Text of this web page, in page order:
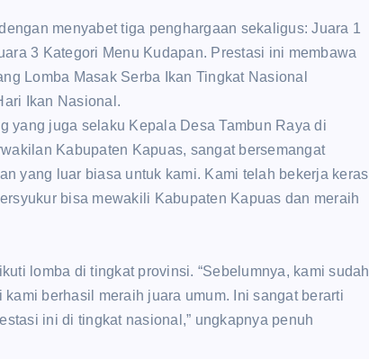
menyabet tiga penghargaan sekaligus: Juara 1
3 Kategori Menu Kudapan. Prestasi ini membawa
Lomba Masak Serba Ikan Tingkat Nasional
Ikan Nasional.
yang juga selaku Kepala Desa Tambun Raya di
Kabupaten Kapuas, sangat bersemangat
yang luar biasa untuk kami. Kami telah bekerja keras
bisa mewakili Kabupaten Kapuas dan meraih
lomba di tingkat provinsi. “Sebelumnya, kami sudah
berhasil meraih juara umum. Ini sangat berarti
ini di tingkat nasional,” ungkapnya penuh